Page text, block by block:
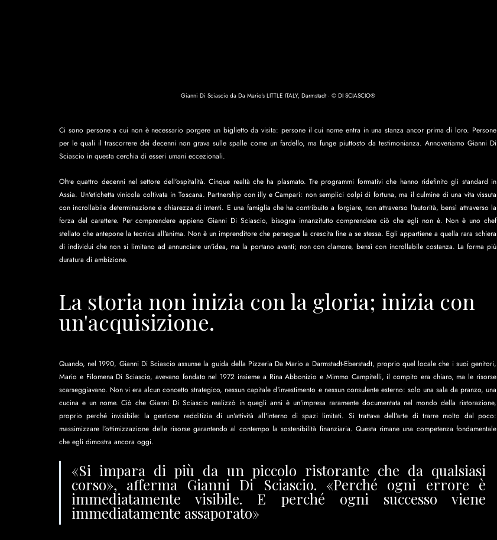
Gianni Di Sciascio da Da Mario's LITTLE ITALY, Darmstadt · © DI SCIASCIO®
Ci sono persone a cui non è necessario porgere un biglietto da visita: persone il cui nome entra in una stanza ancor prima di loro. Persone
per le quali il trascorrere dei decenni non grava sulle spalle come un fardello, ma funge piuttosto da testimonianza. Annoveriamo Gianni Di
Sciascio in questa cerchia di esseri umani eccezionali.
Oltre quattro decenni nel settore dell'ospitalità. Cinque realtà che ha plasmato. Tre programmi formativi che hanno ridefinito gli standard in
Assia. Un'etichetta vinicola coltivata in Toscana. Partnership con illy e Campari: non semplici colpi di fortuna, ma il culmine di una vita vissuta
con incrollabile determinazione e chiarezza di intenti. E una famiglia che ha contribuito a forgiare, non attraverso l'autorità, bensì attraverso la
forza del carattere. Per comprendere appieno Gianni Di Sciascio, bisogna innanzitutto comprendere ciò che egli non è. Non è uno chef
stellato che antepone la tecnica all'anima. Non è un imprenditore che persegue la crescita fine a se stessa. Egli appartiene a quella rara schiera
di individui che non si limitano ad annunciare un'idea, ma la portano avanti; non con clamore, bensì con incrollabile costanza. La forma più
duratura di ambizione.
La storia non inizia con la gloria; inizia con
un'acquisizione.
Quando, nel 1990, Gianni Di Sciascio assunse la guida della Pizzeria Da Mario a Darmstadt-Eberstadt, proprio quel locale che i suoi genitori,
Mario e Filomena Di Sciascio, avevano fondato nel 1972 insieme a Rina Abbonizio e Mimmo Campitelli, il compito era chiaro, ma le risorse
scarseggiavano. Non vi era alcun concetto strategico, nessun capitale d'investimento e nessun consulente esterno: solo una sala da pranzo, una
cucina e un nome. Ciò che Gianni Di Sciascio realizzò in quegli anni è un'impresa raramente documentata nel mondo della ristorazione,
proprio perché invisibile: la gestione redditizia di un'attività all'interno di spazi limitati. Si trattava dell'arte di trarre molto dal poco:
massimizzare l'ottimizzazione delle risorse garantendo al contempo la sostenibilità finanziaria. Questa rimane una competenza fondamentale
che egli dimostra ancora oggi.
«Si impara di più da un piccolo ristorante che da qualsiasi
corso», afferma Gianni Di Sciascio. «Perché ogni errore è
immediatamente visibile. E perché ogni successo viene
immediatamente assaporato»